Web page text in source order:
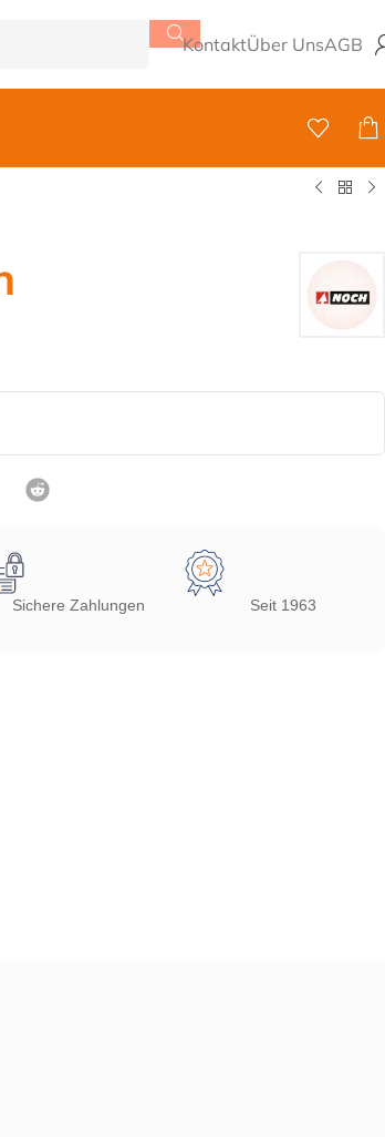
KontaktÜber UnsAGB
Sichere Zahlungen Seit 1963